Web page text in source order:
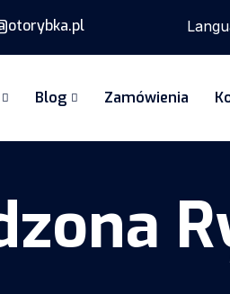
Blog Zamówienia